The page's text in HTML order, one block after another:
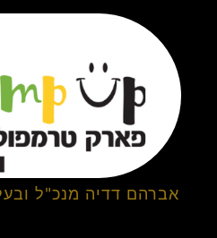
אברהם דדיה מנכ"ל